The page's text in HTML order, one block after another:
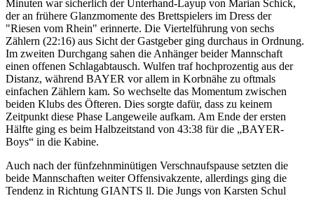
Minuten war sicherlich der Unterhand-Layup von Marian Schick,
der an frühere Glanzmomente des Brettspielers im Dress der
"Riesen vom Rhein" erinnerte. Die Viertelführung von sechs
Zählern (22:16) aus Sicht der Gastgeber ging durchaus in Ordnung.
Im zweiten Durchgang sahen die Anhänger beider Mannschaft
einen offenen Schlagabtausch. Wulfen traf hochprozentig aus der
Distanz, während BAYER vor allem in Korbnähe zu oftmals
einfachen Zählern kam. So wechselte das Momentum zwischen
beiden Klubs des Öfteren. Dies sorgte dafür, dass zu keinem
Zeitpunkt diese Phase Langeweile aufkam. Am Ende der ersten
Hälfte ging es beim Halbzeitstand von 43:38 für die „BAYER-
Boys“ in die Kabine.
Auch nach der fünfzehnminütigen Verschnaufspause setzten die
beide Mannschaften weiter Offensivakzente, allerdings ging die
Tendenz in Richtung GIANTS ll. Die Jungs von Karsten Schul